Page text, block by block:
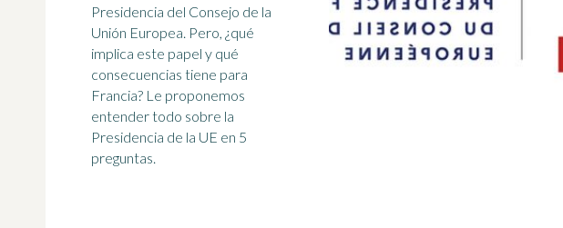
Presidencia del Consejo de la
Unión Europea. Pero, ¿qué
implica este papel y qué
consecuencias tiene para
Francia? Le proponemos
entender todo sobre la
Presidencia de la UE en 5
preguntas.